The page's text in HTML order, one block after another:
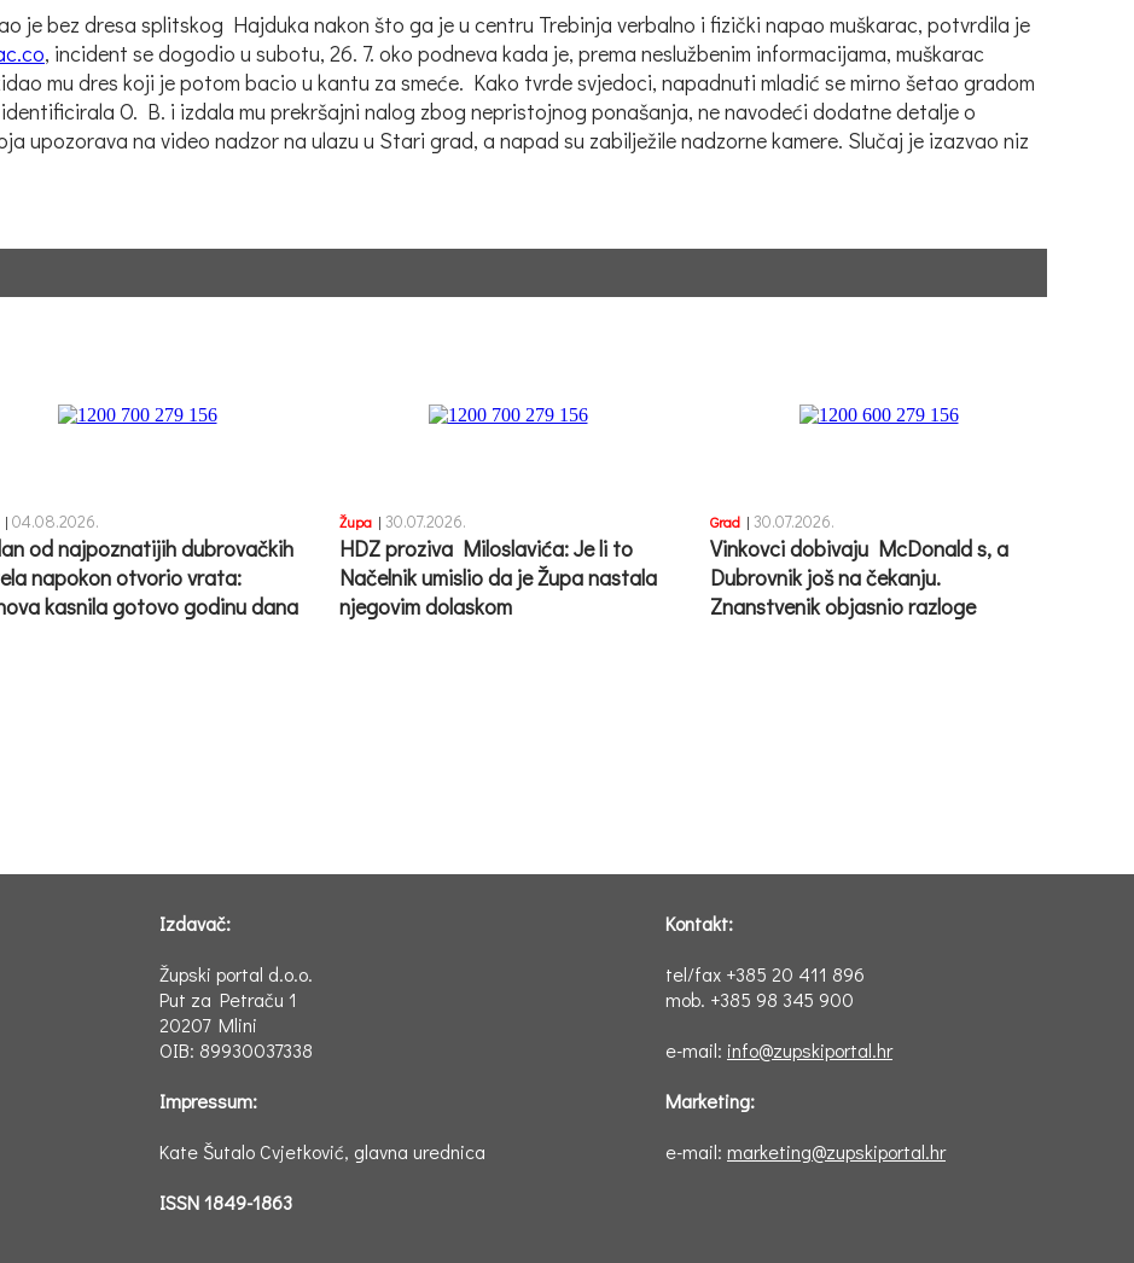
je bez dresa splitskog Hajduka nakon što ga je u centru Trebinja verbalno i fizički napao muškarac, potvrdila je
, incident se dogodio u subotu, 26. 7. oko podneva kada je, prema neslužbenim informacijama, muškarac
mu dres koji je potom bacio u kantu za smeće. Kako tvrde svjedoci, napadnuti mladić se mirno šetao gradom
O. B. i izdala mu prekršajni nalog zbog nepristojnog ponašanja, ne navodeći dodatne detalje o
upozorava na video nadzor na ulazu u Stari grad, a napad su zabilježile nadzorne kamere. Slučaj je izazvao niz
| 04.08.2026.
od najpoznatijih dubrovačkih
napokon otvorio vrata:
kasnila gotovo godinu dana
Župa | 30.07.2026.
HDZ proziva Miloslavića: Je li to
Načelnik umislio da je Župa nastala
njegovim dolaskom
Grad | 30.07.2026.
Vinkovci dobivaju McDonald s, a
Dubrovnik još na čekanju.
Znanstvenik objasnio razloge
Izdavač:
Župski portal d.o.o.
Put za Petraču 1
20207 Mlini
OIB: 89930037338
Impressum:
Kate Šutalo Cvjetković, glavna urednica
ISSN 1849-1863
Kontakt:
tel/fax +385 20 411 896
mob. +385 98 345 900
e-mail: info@zupskiportal.hr
Marketing:
e-mail: marketing@zupskiportal.hr